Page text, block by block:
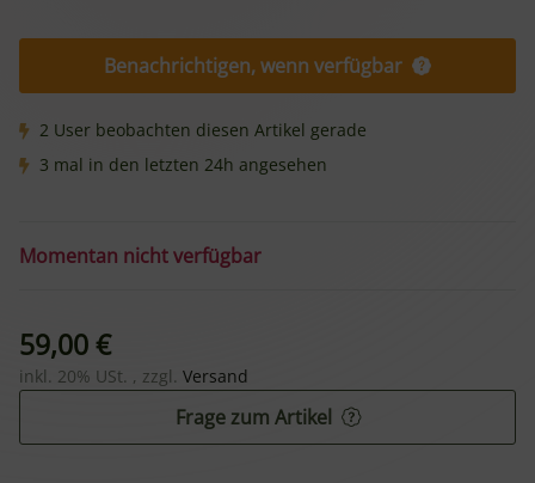
Benachrichtigen, wenn verfügbar
2 User beobachten diesen Artikel gerade
3 mal in den letzten 24h angesehen
Momentan nicht verfügbar
59,00 €
inkl. 20% USt. , zzgl. Versand
Frage zum Artikel